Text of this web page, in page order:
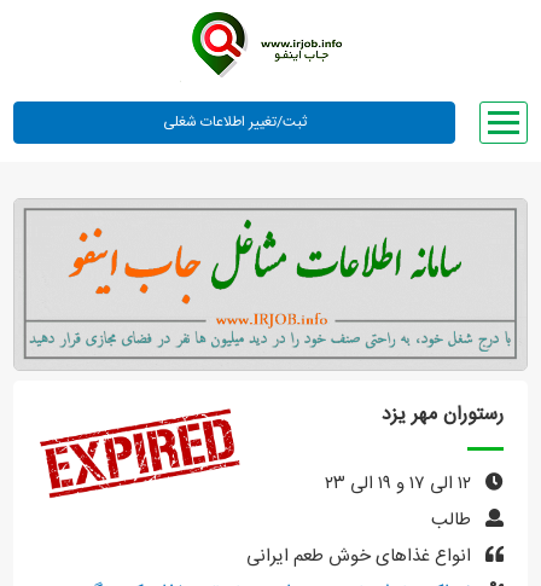
وبلاگ
معرفی ما
تعرفه ها
راهنما
ورود یا عضویت
رستوران مهر یزد
۱۲ الی ۱۷ و ۱۹ الی ۲۳
طالب
انواع غذاهای خوش طعم ایرانی